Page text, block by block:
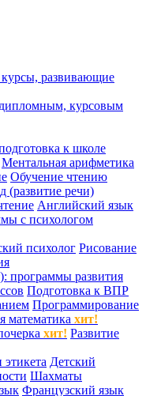
курсы, развивающие
дипломным, курсовым
к школе
Ментальная арифметика
Обучение чтению
(развитие речи)
Английский язык
с психологом
психолог Рисование
программы развития
Подготовка к ВПР
Программирование
математика хит!
хит! Развитие
Детский
Шахматы
Французский язык